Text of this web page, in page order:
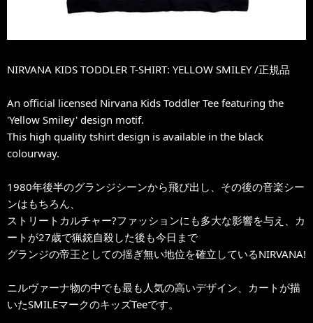
NIRVANA KIDS TODDLER T-SHIRT: YELLOW SMILEY /正規品
An official licensed Nirvana Kids Toddler Tee featuring the
'Yellow Smiley' design motif.
This high quality tshirt design is available in the black
colourway.
1980年後半のグランジシーンから飛び出し、その後の音楽シー
ンはもちろん、
ストリートカルチャー?ファッションにも多大な影響を与え、カ
ートが27歳で猟銃自殺した後も今日まで
グランジの帝王としての揺ぎ無い地位を確立しているNIRVANA!
ニルヴァーナ物の中でも最も人気の高いデザイン、カートが描
いたSMILEマークのキッズTeeです。